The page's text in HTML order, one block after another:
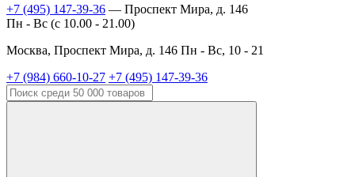
+7 (495) 147-39-36 — Проспект Мира, д. 146
Пн - Вс (c 10.00 - 21.00)
Москва, Проспект Мира, д. 146 Пн - Вс, 10 - 21
+7 (984) 660-10-27 +7 (495) 147-39-36